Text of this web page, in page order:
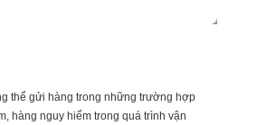
thể gửi hàng trong những trường hợp
hàng nguy hiểm trong quá trình vận